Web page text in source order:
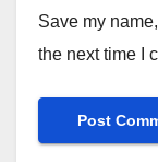
Save my
the next time I